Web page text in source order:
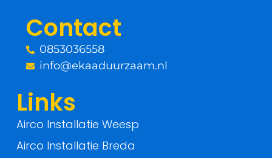
k
-
Contact
0853036558
info@ekaaduurzaam.nl
Links
Airco Installatie Weesp
Airco Installatie Breda